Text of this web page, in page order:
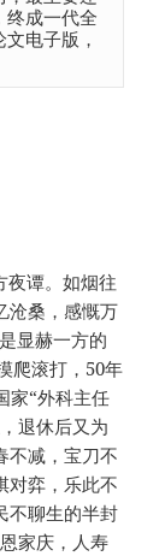
终成一代全
电子版，
夜谭。如烟往
沧桑，感慨万
显赫一方的
爬滚打，50年
家“外科主任
退休后又为
不减，宝刀不
对弈，乐此不
不聊生的半封
家庆，人寿